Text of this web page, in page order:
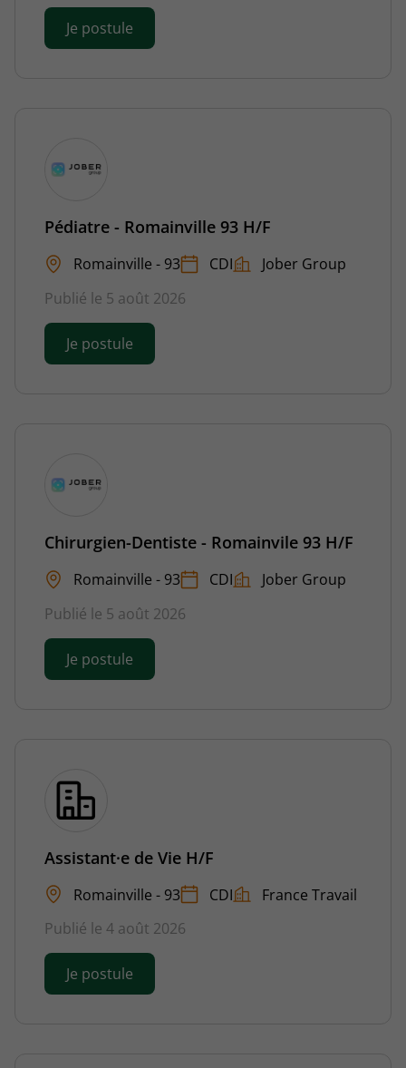
Je postule
Pédiatre - Romainville 93 H/F
Romainville - 93 CDI
Jober Group
Publié le 5 août 2026
Je postule
Chirurgien-Dentiste - Romainvile 93 H/F
Romainville - 93 CDI
Jober Group
Publié le 5 août 2026
Je postule
Assistant·e de Vie H/F
Romainville - 93 CDI
France Travail
Publié le 4 août 2026
Je postule